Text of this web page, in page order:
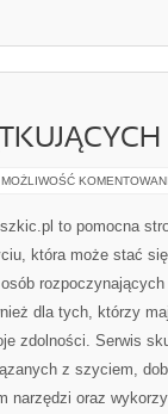
MOŻLIWOŚĆ
to pomocna
która może stać
dla tych, którzy
zdolności. Serwis
z szyciem,
narzędzi oraz